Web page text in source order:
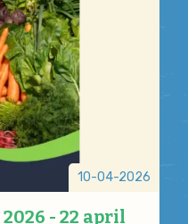
10-04-2026
- 22 april